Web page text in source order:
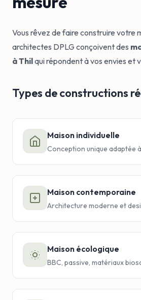
Vous rêvez de faire construire votre
architectes DPLG conçoivent des
à Thilqui répondent à vos envies et
Types de constructions
Maison individuelle
Conception unique adaptée
Maison contemporaine
Architecture moderne et
Maison écologique
BBC, passive, matériaux